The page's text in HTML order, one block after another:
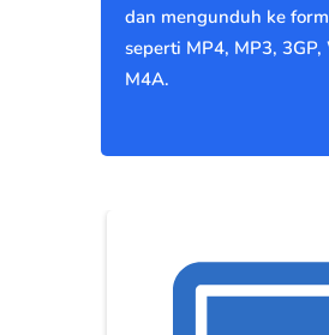
dan mengunduh ke
seperti MP4, MP3, 3GP,
M4A.